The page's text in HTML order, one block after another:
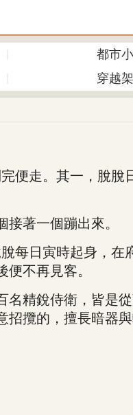
都市
穿越
走。其一，脫脫
著一個蹦出來。
日寅時起身，在
不再見客。
銳侍衛，皆是從
招攬的，擅長暗器